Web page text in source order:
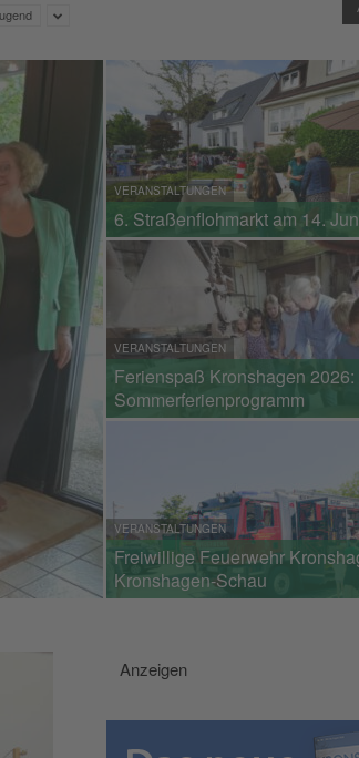
VERANSTALTUNGEN
6. Straßenflohmarkt am 14.
VERANSTALTUNGEN
Ferienspaß Kronshagen 2026:
Sommerferienprogramm
VERANSTALTUNGEN
Freiwillige Feuerwehr
Kronshagen-Schau
Anzeigen